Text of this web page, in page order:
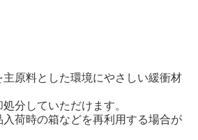
原料とした環境にやさしい緩衝材
分していただけます。
荷時の箱などを再利用する場合が